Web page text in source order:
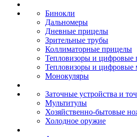
Бинокли
Дальномеры
Дневные прицелы
Зрительные трубы
Коллиматорные прицелы
Тепловизоры и цифровые
Тепловизоры и цифровые
Монокуляры
Заточные устройства и
Мультитулы
Хозяйственно-бытовые
Холодное оружие